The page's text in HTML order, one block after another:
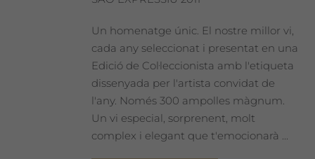
Un homenatge únic. El nostre millor vi,
cada any seleccionat i presentat en una
Edició de Col·leccionista amb l'etiqueta
dissenyada per l'artista convidat de
l'any. Només 300 ampolles màgnum.
Un vi especial, sorprenent, molt
complex i elegant que t'emocionarà ...